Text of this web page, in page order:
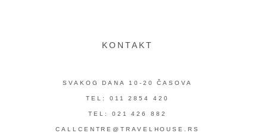
KONTAKT
SVAKOG DANA 10-20 ČASOVA
TEL: 011 2854 420
TEL: 021 426 882
CALLCENTRE@TRAVELHOUSE.RS